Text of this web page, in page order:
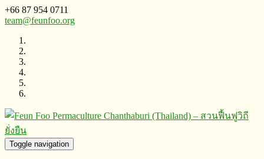
+66 87 954 0711
team@feunfoo.org
Toggle navigation